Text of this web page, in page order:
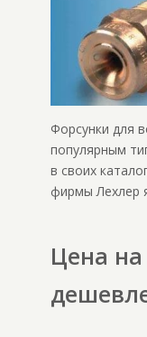
Форсунки для
популярным
в своих
фирмы Лехлер
Цена